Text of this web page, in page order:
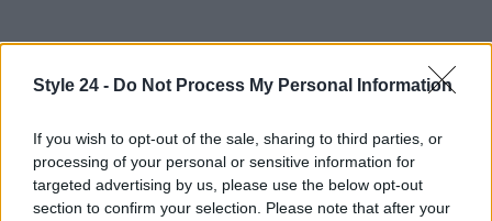
Style 24 - Do Not Process My Personal Information
If you wish to opt-out of the sale, sharing to third parties, or
processing of your personal or sensitive information for
targeted advertising by us, please use the below opt-out
section to confirm your selection. Please note that after your
AUTORE